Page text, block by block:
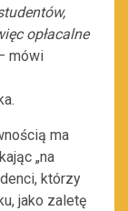
opłacalne
mówi
ma
„na
którzy
jako zaletę